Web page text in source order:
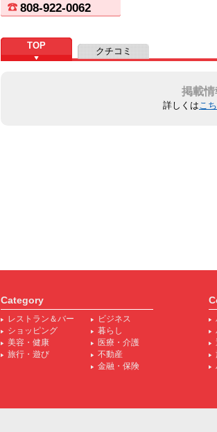
808-922-0062
TOP
クチコミ
掲載情
詳しくはこ
Category
レストラン＆バー
ショッピング
美容・健康
旅行・遊び
ビジネス
暮らし
医療・介護
不動産
金融・保険